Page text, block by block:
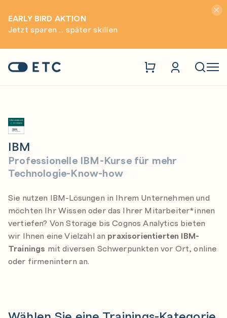
EARLY BIRD AKTION
Jetzt sparen ... später skillen
Startseite: ETC
Trainings IBM
IBM
Professionelle IBM-Kurse für mehr
Technologie-Know-how
Sie nutzen IBM-Lösungen in Ihrem Unternehmen und
möchten Ihr Wissen oder das Ihrer Mitarbeiter*innen
vertiefen? Von Storage bis Cognos Analytics bieten
wir Ihnen eine Vielzahl an praxisorientierten IBM-
Trainings mit diversen Schwerpunkten vor Ort, online
oder firmenintern an.